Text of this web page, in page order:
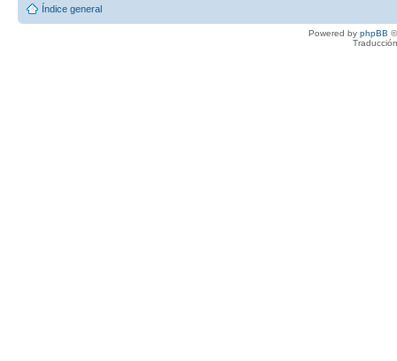
Índice general
Powered by phpBB